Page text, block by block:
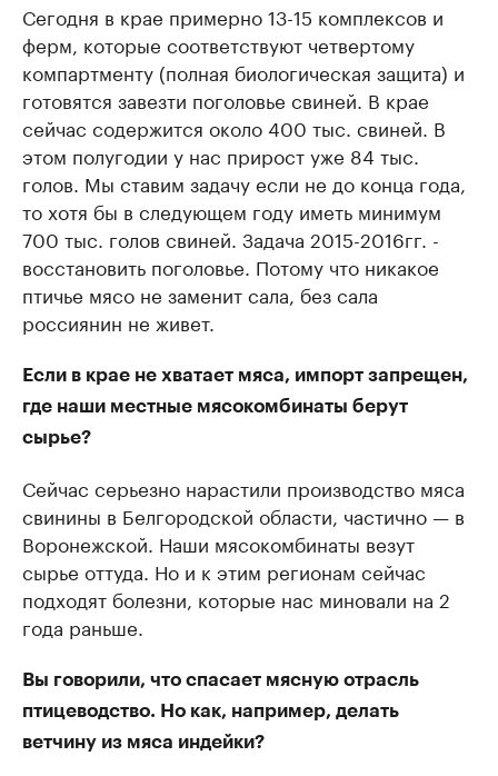
Сегодня в крае примерно 13-15 комплексов и
ферм, которые соответствуют четвертому
компартменту (полная биологическая защита) и
готовятся завезти поголовье свиней. В крае
сейчас содержится около 400 тыс. свиней. В
этом полугодии у нас прирост уже 84 тыс.
голов. Мы ставим задачу если не до конца года,
то хотя бы в следующем году иметь минимум
700 тыс. голов свиней. Задача 2015-2016гг. -
восстановить поголовье. Потому что никакое
птичье мясо не заменит сала, без сала
россиянин не живет.
Если в крае не хватает мяса, импорт запрещен,
где наши местные мясокомбинаты берут
сырье?
Сейчас серьезно нарастили производство мяса
свинины в Белгородской области, частично — в
Воронежской. Наши мясокомбинаты везут
сырье оттуда. Но и к этим регионам сейчас
подходят болезни, которые нас миновали на 2
года раньше.
Вы говорили, что спасает мясную отрасль
птицеводство. Но как, например, делать
ветчину из мяса индейки?